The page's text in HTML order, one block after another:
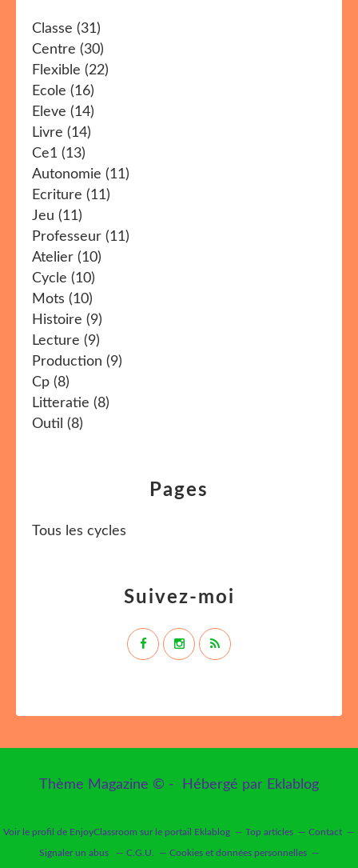
Classe (31)
Centre (30)
Flexible (22)
Ecole (16)
Eleve (14)
Livre (14)
Ce1 (13)
Autonomie (11)
Ecriture (11)
Jeu (11)
Professeur (11)
Atelier (10)
Cycle (10)
Mots (10)
Histoire (9)
Lecture (9)
Production (9)
Cp (8)
Litteratie (8)
Outil (8)
Pages
Tous les cycles
Suivez-moi
Thème Magazine © - Hébergé par Eklablog
Voir le profil de EnjoyClassroom sur le portail Eklablog Top articles Contact
Signaler un abus C.G.U. Cookies et données personnelles